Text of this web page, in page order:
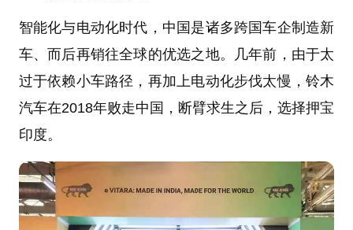
智能化与电动化时代，中国是诸多跨国车企制造新
车、而后再销往全球的优选之地。几年前，由于太
过于依赖小车路径，再加上电动化步伐太慢，铃木
汽车在2018年败走中国，断臂求生之后，选择押宝
印度。